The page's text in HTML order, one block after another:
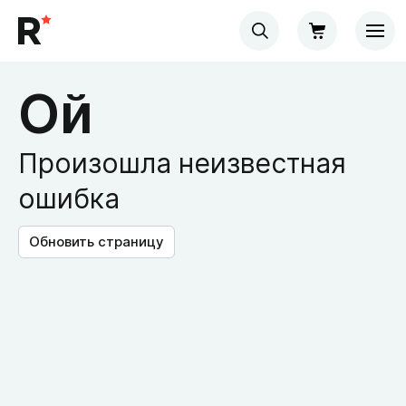
Ой
Произошла неизвестная
ошибка
Обновить страницу